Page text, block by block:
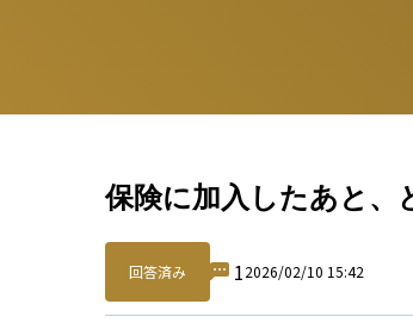
保険に加入したあと、
回答済み 12026/02/10 15:42